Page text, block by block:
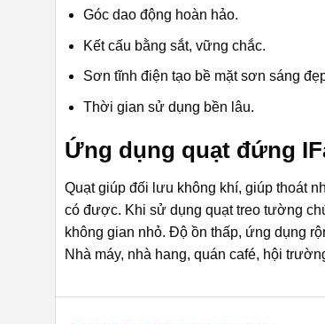
Góc dao động hoàn hảo.
Kết cấu bằng sắt, vững chắc.
Sơn tĩnh điện tạo bề mặt sơn sáng
Thời gian sử dụng bền lâu.
Ứng dụng quạt đứng
Quạt giúp đối lưu không khí, giúp thoát
có được. Khi sử dụng quạt treo tường
không gian nhỏ. Độ ồn thấp, ứng dụng
Nhà máy, nhà hang, quán café, hội